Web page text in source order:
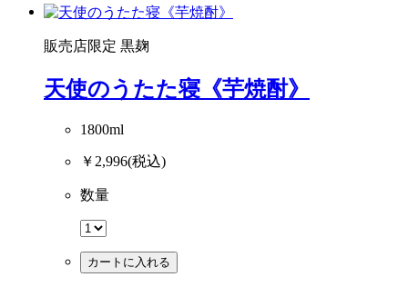
販売店限定 黒麹
天使のうたた寝《芋焼酎》
1800ml
￥2,996(税込)
数量
カートに入れる